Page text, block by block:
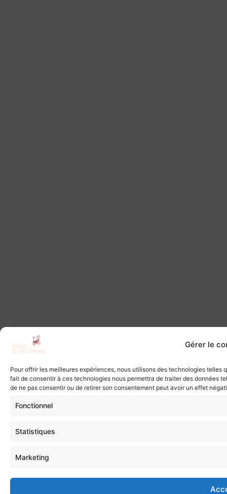
Gérer le
Pour offrir les meilleures expériences, nous utilisons des technologies
fait de consentir à ces technologies nous permettra de traiter des données
de ne pas consentir ou de retirer son consentement peut avoir un effet
Fonctionnel
Statistiques
Marketing